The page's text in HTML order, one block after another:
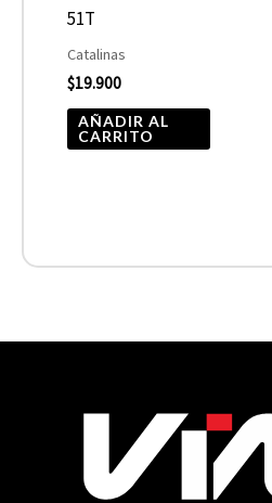
51T
Catalinas
$19.900
AÑADIR AL
CARRITO